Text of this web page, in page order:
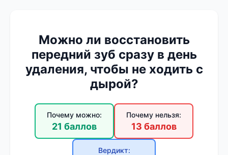
Можно ли восстановить
передний зуб сразу в день
удаления, чтобы не ходить с
дырой?
Почему можно:
21 баллов
Почему нельзя:
13 баллов
Вердикт: